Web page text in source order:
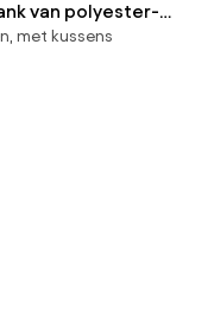
van polyester-
met kussens